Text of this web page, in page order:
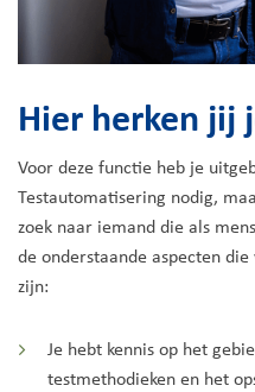
Hier herken jij
Voor deze functie heb je
Testautomatisering nodig,
zoek naar iemand die als
de onderstaande aspecten
zijn:
Je hebt kennis op het
testmethodieken en het